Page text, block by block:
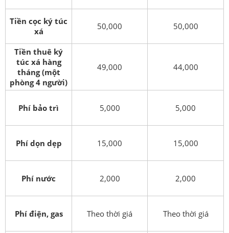
Tiền cọc ký túc
xá
50,000 50,000
Tiền thuê ký
túc xá hàng
tháng (một
phòng 4 người)
49,000 44,000
Phí bảo trì 5,000 5,000
Phí dọn dẹp 15,000 15,000
Phí nước 2,000 2,000
Phí điện, gas Theo thời giá Theo thời giá